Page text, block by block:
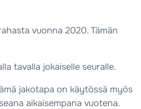
vuonna 2020. Tämän
tavalla jokaiselle seuralle.
jakotapa on käytössä myös
aikaisempana vuotena.